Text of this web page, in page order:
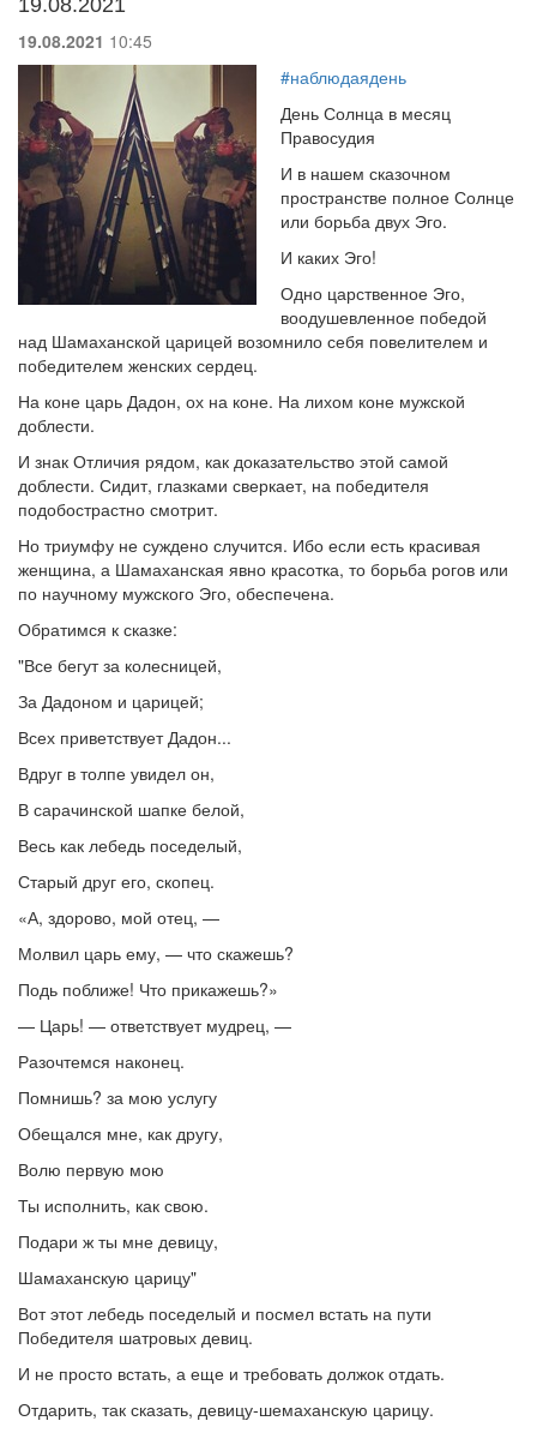
19.08.2021
19.08.2021 10:45
#наблюдаядень
День Солнца в месяц
Правосудия
И в нашем сказочном
пространстве полное Солнце
или борьба двух Эго.
И каких Эго!
Одно царственное Эго,
воодушевленное победой
над Шамаханской царицей возомнило себя повелителем и
победителем женских сердец.
На коне царь Дадон, ох на коне. На лихом коне мужской
доблести.
И знак Отличия рядом, как доказательство этой самой
доблести. Сидит, глазками сверкает, на победителя
подобострастно смотрит.
Но триумфу не суждено случится. Ибо если есть красивая
женщина, а Шамаханская явно красотка, то борьба рогов или
по научному мужского Эго, обеспечена.
Обратимся к сказке:
"Все бегут за колесницей,
За Дадоном и царицей;
Всех приветствует Дадон...
Вдруг в толпе увидел он,
В сарачинской шапке белой,
Весь как лебедь поседелый,
Старый друг его, скопец.
«А, здорово, мой отец, —
Молвил царь ему, — что скажешь?
Подь поближе! Что прикажешь?»
— Царь! — ответствует мудрец, —
Разочтемся наконец.
Помнишь? за мою услугу
Обещался мне, как другу,
Волю первую мою
Ты исполнить, как свою.
Подари ж ты мне девицу,
Шамаханскую царицу"
Вот этот лебедь поседелый и посмел встать на пути
Победителя шатровых девиц.
И не просто встать, а еще и требовать должок отдать.
Отдарить, так сказать, девицу-шемаханскую царицу.